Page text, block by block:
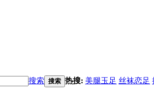
搜索 搜索 热搜: 美腿玉足 丝袜恋足